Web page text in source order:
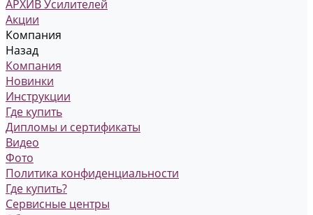
АРХИВ Усилителей
Акции
Компания
Назад
Компания
Новинки
Инструкции
Где купить
Дипломы и сертификаты
Видео
Фото
Политика конфиденциальности
Где купить?
Сервисные центры